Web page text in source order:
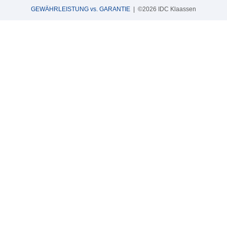
GEWÄHRLEISTUNG vs. GARANTIE | ©2026 IDC Klaassen